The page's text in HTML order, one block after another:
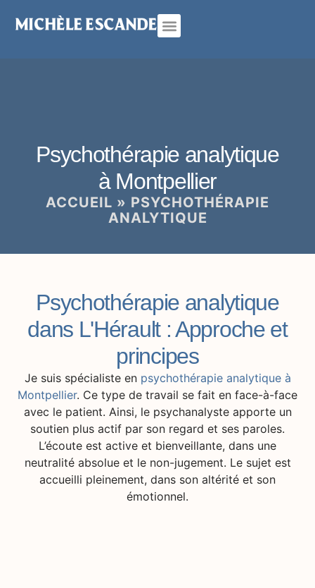
principal
Psychothérapie analytique
à Montpellier
ACCUEIL » PSYCHOTHÉRAPIE
ANALYTIQUE
Psychothérapie analytique
dans L'Hérault : Approche et
principes
Je suis spécialiste en psychothérapie analytique à
Montpellier. Ce type de travail se fait en face-à-face
avec le patient. Ainsi, le psychanalyste apporte un
soutien plus actif par son regard et ses paroles.
L’écoute est active et bienveillante, dans une
neutralité absolue et le non-jugement. Le sujet est
accueilli pleinement, dans son altérité et son
émotionnel.